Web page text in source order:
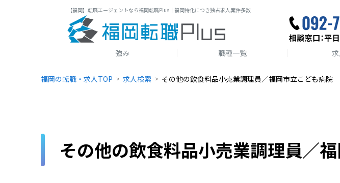
【福岡】転職エージェントなら福岡転職Plus｜福岡特化につき独占求人案件多数
強み 職種一覧
福岡の転職・求人TOP 求人検索 その他の飲食料品小売業調理員／福岡市立こども病院
その他の飲食料品小売業調理員／